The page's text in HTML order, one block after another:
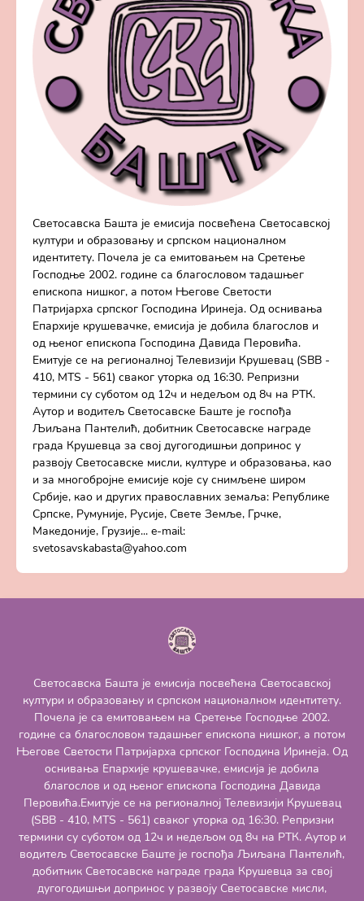
Светосавска Башта је емисија посвећена Светосавској
култури и образовању и српском националном
идентитету. Почела је са емитовањем на Сретење
Господње 2002. године са благословом тадашњег
епископа нишког, а потом Његове Светости
Патријарха српског Господина Иринеја. Од оснивања
Епархије крушевачке, емисија је добила благослов и
од њеног епископа Господина Давида Перовића.
Емитује се на регионалној Телевизији Крушевац (SBB -
410, MTS - 561) сваког уторка од 16:30. Репризни
термини су суботом од 12ч и недељом од 8ч на РТК.
Аутор и водитељ Светосавске Баште је госпођа
Љиљана Пантелић, добитник Светосавске награде
града Крушевца за свој дугогодишњи допринос у
развоју Светосавске мисли, културе и образовања, као
и за многобројне емисије које су снимљене широм
Србије, као и других православних земаља: Републике
Српске, Румуније, Русије, Свете Земље, Грчке,
Македоније, Грузије... e-mail:
svetosavskabasta@yahoo.com
Светосавска Башта је емисија посвећена Светосавској
култури и образовању и српском националном идентитету.
Почела је са емитовањем на Сретење Господње 2002.
године са благословом тадашњег епископа нишког, а потом
Његове Светости Патријарха српског Господина Иринеја. Од
оснивања Епархије крушевачке, емисија је добила
благослов и од њеног епископа Господина Давида
Перовића.Емитује се на регионалној Телевизији Крушевац
(SBB - 410, MTS - 561) сваког уторка од 16:30. Репризни
термини су суботом од 12ч и недељом од 8ч на РТК. Аутор и
водитељ Светосавске Баште је госпођа Љиљана Пантелић,
добитник Светосавске награде града Крушевца за свој
дугогодишњи допринос у развоју Светосавске мисли,